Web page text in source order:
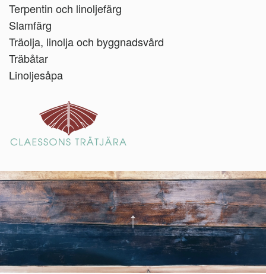
Terpentin och linoljefärg
Slamfärg
Träolja, linolja och byggnadsvård
Träbåtar
Linoljesåpa